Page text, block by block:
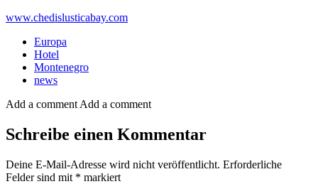
www.chedislusticabay.com
Europa
Hotel
Montenegro
news
Add a comment Add a comment
Schreibe einen Kommentar
Deine E-Mail-Adresse wird nicht veröffentlicht. Erforderliche
Felder sind mit * markiert